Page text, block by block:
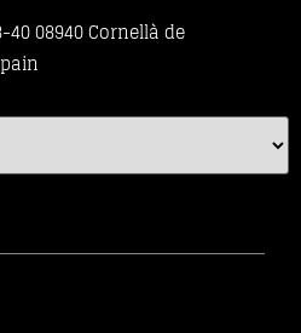
08940 Cornellà de